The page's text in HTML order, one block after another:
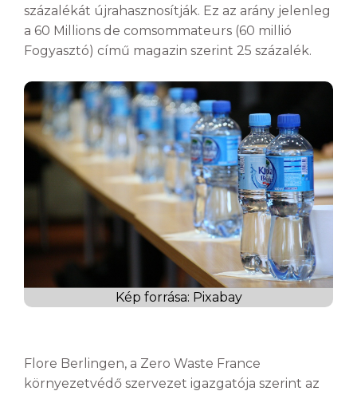
százalékát újrahasznosítják. Ez az arány jelenleg
a 60 Millions de comsommateurs (60 millió
Fogyasztó) című magazin szerint 25 százalék.
Kép forrása: Pixabay
Flore Berlingen, a Zero Waste France
környezetvédő szervezet igazgatója szerint az